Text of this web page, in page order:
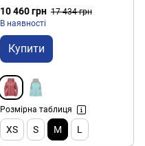
Insulated Jacket, M - Wild Rose
(BD 746061.6012-M)
10 460 грн 17 434 грн
В наявності
Купити
Розмірна таблиця
XS S M L